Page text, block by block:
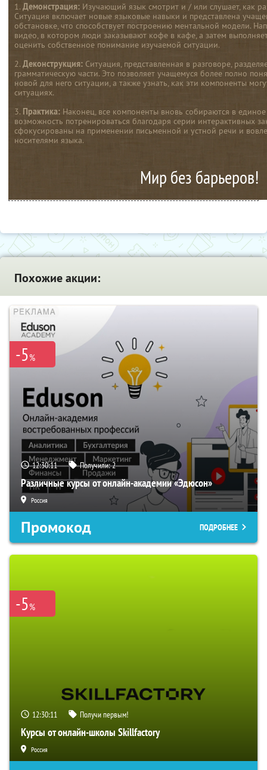
1. Демонстрация: Изучающий язык смотрит и / или слушает, как
Ситуация включает новые языковые навыки и представлена
обстановке, что способствует построению ментальной модели.
видео, в котором люди заказывают кофе в кафе, а затем
оценить собственное понимание изучаемой ситуации.
2. Деконструкция: Ситуация, представленная в разговоре,
грамматическую части. Это позволяет учащемуся более полно
новой для него ситуации, а также узнать, как эти компоненты
ситуациях.
3. Практика: Наконец, все компоненты вновь собираются в
возможность потренироваться благодаря серии интерактивных
сфокусированы на применении письменной и устной речи и
носителями языка.
Мир без барьеров!
Похожие акции:
-5%
12:30:09 Получили:2
Различные курсы от онлайн-академии «Эдюсон»
Россия
Промокод ПОДРОБНЕЕ
-5%
12:30:09 Получи первым!
Курсы от онлайн-школы Skillfactory
Россия